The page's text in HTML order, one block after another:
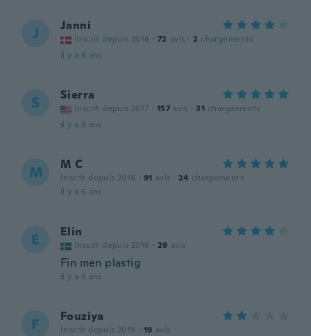
J Janni
Inscrit depuis 2016 · 72 avis · 2 chargements
il y a 6 ans
S Sierra
Inscrit depuis 2017 · 157 avis · 31 chargements
il y a 6 ans
M M C
Inscrit depuis 2016 · 91 avis · 24 chargements
il y a 6 ans
E Elin
Inscrit depuis 2016 · 29 avis
Fin men plastig
il y a 6 ans
F Fouziya
Inscrit depuis 2019 · 19 avis